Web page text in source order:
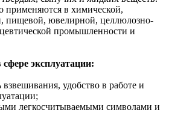
применяются в химической,
пищевой, ювелирной, целлюлозно-
промышленности и
эксплуатации:
взвешивания, удобство в работе и
легкосчитываемыми символами и